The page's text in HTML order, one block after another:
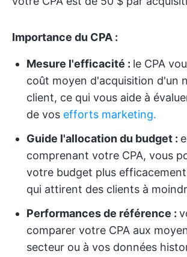
Importance du CPA :
Mesure l'efficacité : le CPA
coût moyen d'acquisition d'un
client, ce qui vous aide à
de vos efforts marketing.
Guide l'allocation du budget :
comprenant votre CPA, vous
votre budget plus
qui attirent des clients à
Performances de référence :
comparer votre CPA aux
secteur ou à vos données